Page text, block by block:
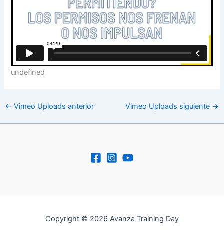
undefined
← Vimeo Uploads anterior Vimeo Uploads siguiente →
Copyright © 2026 Avanza Training Day